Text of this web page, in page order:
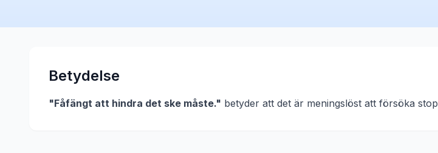
Betydelse
"Fåfängt att hindra det ske måste." betyder att det är meningslöst att försöka